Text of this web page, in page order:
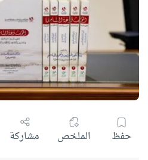
حفظ الملخص مشاركة